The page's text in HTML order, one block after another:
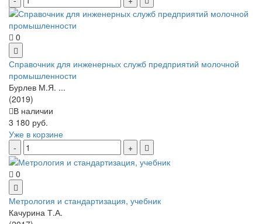
0
Справочник для инженерных служб предприятий молочной
промышленности
Бурлев М.Я. ...
(2019)
В наличии
3 180 руб.
Уже в корзине
0
Метрология и стандартизация, учебник
Качурина Т.А.